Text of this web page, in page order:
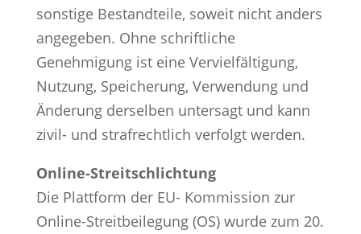
sonstige Bestandteile, soweit nicht anders
angegeben. Ohne schriftliche
Genehmigung ist eine Vervielfältigung,
Nutzung, Speicherung, Verwendung und
Änderung derselben untersagt und kann
zivil- und strafrechtlich verfolgt werden.
Online-Streitschlichtung
Die Plattform der EU- Kommission zur
Online-Streitbeilegung (OS) wurde zum 20.